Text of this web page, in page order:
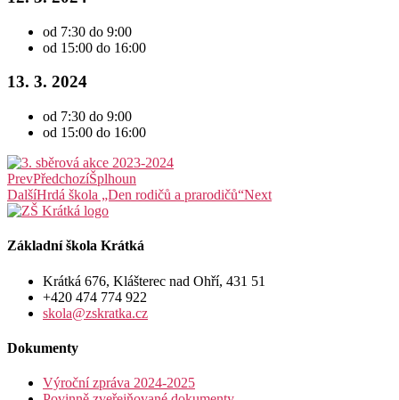
od 7:30 do 9:00
od 15:00 do 16:00
13. 3. 2024
od 7:30 do 9:00
od 15:00 do 16:00
PrevPředchozíŠplhoun
DalšíHrdá škola „Den rodičů a prarodičů“Next
Základní škola Krátká
Krátká 676, Klášterec nad Ohří, 431 51
+420 474 774 922
skola@zskratka.cz
Dokumenty
Výroční zpráva 2024-2025